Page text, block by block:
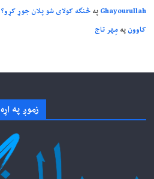
Ghayourullahپهڅنګه کولای شو پلان جوړ کړو؟
کاوونپهمِهر تاج
زموږ په اړه